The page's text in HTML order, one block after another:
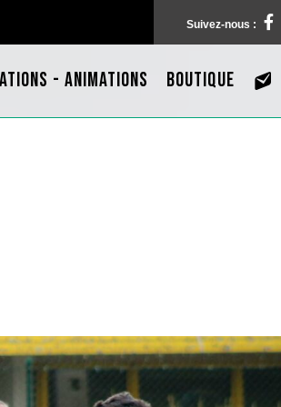
Suivez-nous :
- ANIMATIONS BOUTIQUE